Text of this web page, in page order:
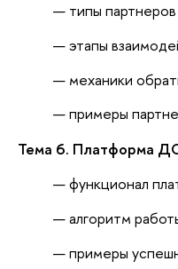
типы партнеров
этапы
механики
примеры
Тема 6. Платформа
функционал
алгоритм
примеры